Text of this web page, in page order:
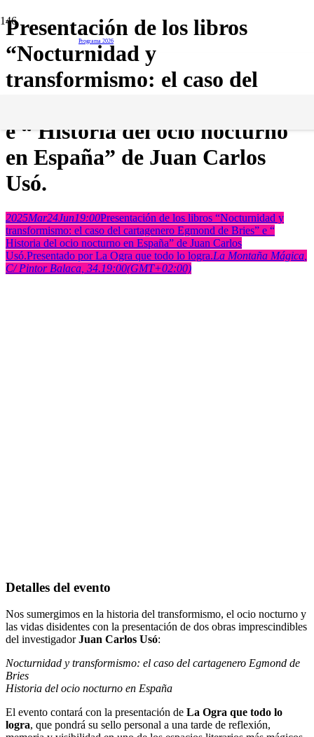
Programa 2026
Presentación de los libros
“Nocturnidad y
transformismo: el caso del
e “ Historia del ocio nocturno
en España” de Juan Carlos
Usó.
2025Mar24Jun19:00Presentación de los libros “Nocturnidad y
transformismo: el caso del cartagenero Egmond de Bries” e “
Historia del ocio nocturno en España” de Juan Carlos
Usó.Presentado por La Ogra que todo lo logra.La Montaña Mágica
C/ Pintor Balaca, 34.19:00(GMT+02:00)
Detalles del evento
Nos sumergimos en la historia del transformismo, el ocio nocturno y
las vidas disidentes con la presentación de dos obras imprescindibles
del investigadorJuan Carlos Usó:
Nocturnidad y transformismo: el caso del cartagenero Egmond de
Bries
Historia del ocio nocturno en España
El evento contará con la presentación de La Ogra que todo lo
logra, que pondrá su sello personal a una tarde de reflexión,